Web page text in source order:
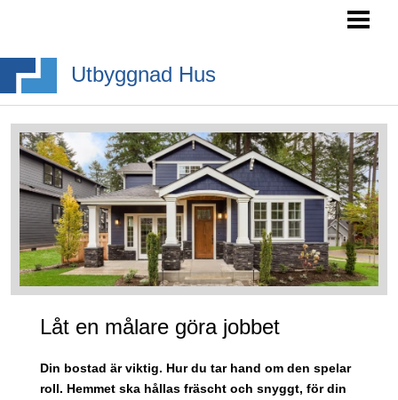
SÖKA BYGGLOV
BYGGA BURSPRÅK
BYGGA TAKKUPA
BYGGA ALTANTRAPPA
BLOGG
Utbyggnad Hus
Låt en målare göra jobbet
Din bostad är viktig. Hur du tar hand om den spelar
roll. Hemmet ska hållas fräscht och snyggt, för din